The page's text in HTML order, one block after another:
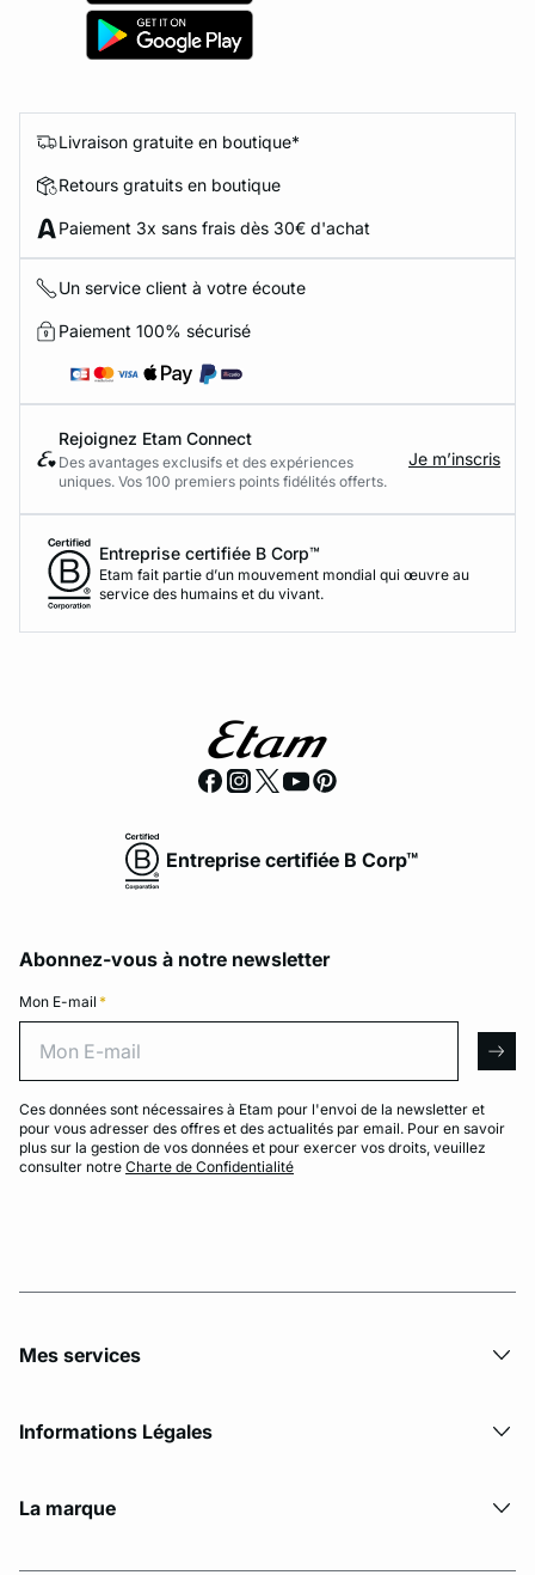
Livraison gratuite en boutique*
Retours gratuits en boutique
Paiement 3x sans frais dès 30€ d'achat
Un service client à votre écoute
Paiement 100% sécurisé
Rejoignez Etam Connect
Des avantages exclusifs et des expériences
uniques. Vos 100 premiers points fidélités offerts.
Je m’inscris
Entreprise certifiée B Corp™
Etam fait partie d’un mouvement mondial qui œuvre au
service des humains et du vivant.
Entreprise certifiée B Corp™
Abonnez-vous à notre newsletter
Mon E-mail *
Ces données sont nécessaires à Etam pour l'envoi de la newsletter et
pour vous adresser des offres et des actualités par email. Pour en savoir
plus sur la gestion de vos données et pour exercer vos droits, veuillez
consulter notre Charte de Confidentialité
Mes services
Informations Légales
La marque